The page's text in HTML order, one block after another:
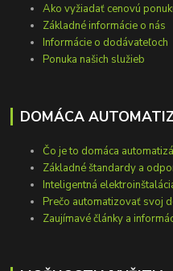
Ako vyžiadať cenovú
Základné informácie o nás
Informácie o dodávateľoch
Ponuka našich služieb
DOMÁCA
Čo je to domáca
Základné štandardy a
Inteligentná
Prečo automatizovať svoj
Zaujímavé články a